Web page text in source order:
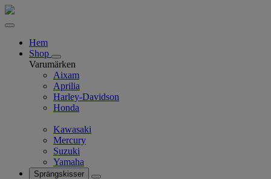
Hem
Shop
Varumärken
Aixam
Aprilia
Harley-Davidson
Honda
Kawasaki
Mercury
Suzuki
Yamaha
Sprängskisser